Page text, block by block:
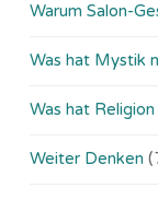
Warum Salon-
Was hat Mystik
Was hat
Weiter Denken